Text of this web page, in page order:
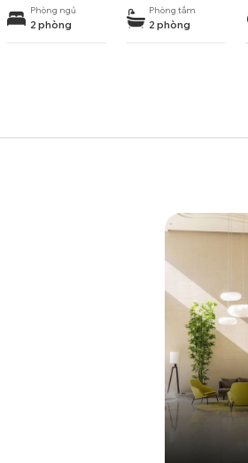
Phòng ngủ
2 phòng
Phòng tắm
2 phòng